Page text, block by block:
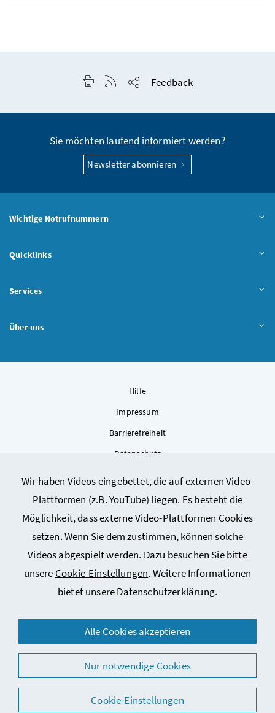
Wir haben Videos eingebettet, die auf externen Video-
Plattformen (z.B. YouTube) liegen. Es besteht die
Möglichkeit, dass externe Video-Plattformen Cookies
setzen. Wenn Sie dem zustimmen, können solche
Videos abgespielt werden. Dazu besuchen Sie bitte
unsere Cookie-Einstellungen. Weitere Informationen
bietet unsereDatenschutzerklärung.
Alle Cookies akzeptieren
Nur notwendige Cookies
Cookie-Einstellungen
Seite drucken
RSS-Feed anzeigen
Feedback
Sie möchten laufend informiert werden?
Newsletter abonnieren
Wichtige Notrufnummern
Quicklinks
Services
Über uns
Hilfe
Impressum
Barrierefreiheit
Datenschutz
Sitemap
Cookie-Einstellungen
© 2026 Bundesministerium für Arbeit, Soziales, Gesundheit,
Pflege und Konsumentenschutz